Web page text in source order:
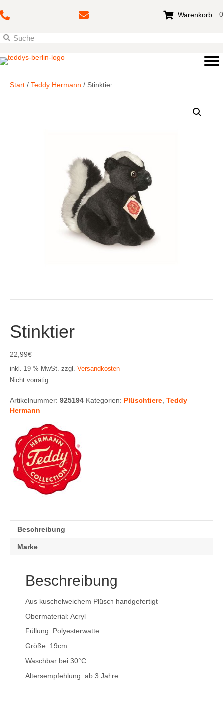
Warenkorb 0
Start / Teddy Hermann / Stinktier
Stinktier
22,99€
inkl. 19 % MwSt. zzgl. Versandkosten
Nicht vorrätig
Artikelnummer: 925194 Kategorien: Plüschtiere Teddy
Hermann
Beschreibung
Marke
Beschreibung
Aus kuschelweichem Plüsch handgefertigt
Obermaterial: Acryl
Füllung: Polyesterwatte
Größe: 19cm
Waschbar bei 30°C
Altersempfehlung: ab 3 Jahre